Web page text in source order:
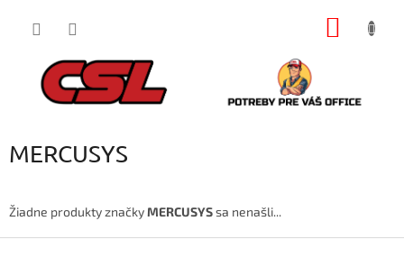
MERCUSYS
Žiadne produkty značkyMERCUSYSsa nenašli...
Z